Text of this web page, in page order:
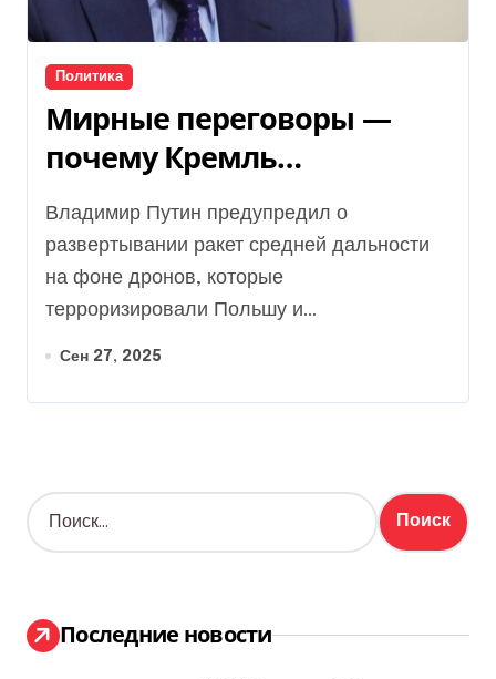
Политика
Мирные переговоры —
почему Кремль
навязывает капитуляцию
Украине
Владимир Путин предупредил о
развертывании ракет средней дальности
на фоне дронов, которые
терроризировали Польшу и...
Сен 27, 2025
Н
а
:
Последние новости